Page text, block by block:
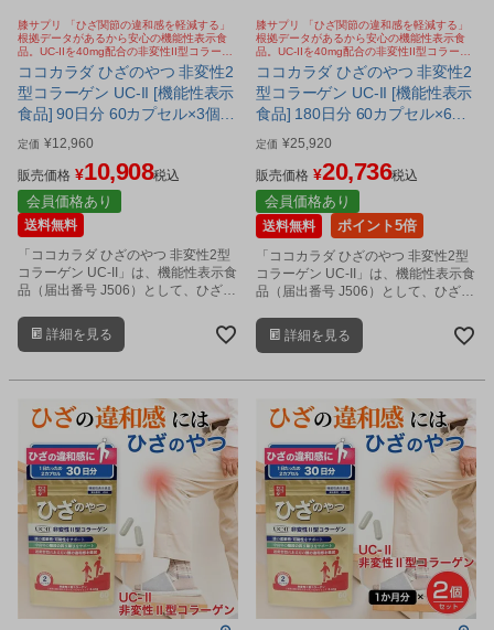
膝サプリ 「ひざ関節の違和感を軽減する」
根拠データがあるから安心の機能性表示食
品。UC-IIを40mg配合の非変性II型コラーゲ
ン。歩く、しゃがむ、階段の昇り降りサポー
ト
ココカラダ ひざのやつ 非変性2
型コラーゲン UC-II [機能性表示
食品] 90日分 60カプセル×3個セ
ット - 健人 [ひざ関節/サプリ]
定価 ¥12,960
販売価格 ¥10,908税込
会員価格あり
送料無料
「ココカラダ ひざのやつ 非変性2型
コラーゲン UC-II」は、機能性表示食
品（届出番号 J506）として、ひざ関
性をサポートするサプリメントで
す。
詳細を見る
膝サプリ 「ひざ関節の違和感を軽減する」
根拠データがあるから安心の機能性表示食
品。UC-IIを40mg配合の非変性II型コラーゲ
ン。歩く、しゃがむ、階段の昇り降りサポー
ト
ココカラダ ひざのやつ 非変性2
型コラーゲン UC-II [機能性表示
食品] 180日分 60カプセル×6個
セット - 健人 [ひざ関節/サプリ]
定価 ¥25,920
販売価格 ¥20,736税込
会員価格あり
送料無料 ポイント5倍
「ココカラダ ひざのやつ 非変性2型
コラーゲン UC-II」は、機能性表示食
品（届出番号 J506）として、ひざ関
性をサポートするサプリメントで
す。
詳細を見る